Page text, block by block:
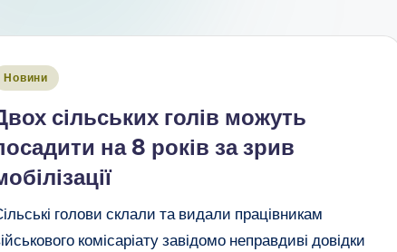
Новини
сільських голів можуть
на 8 років за зрив
голови склали та видали працівникам
комісаріату завідомо неправдиві довідки